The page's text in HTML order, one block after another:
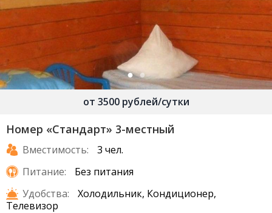
от 3500 рублей/сутки
Номер «Стандарт» 3-местный
Вместимость:
3 чел.
Питание:
Без питания
Удобства:
Холодильник, Кондиционер,
Телевизор